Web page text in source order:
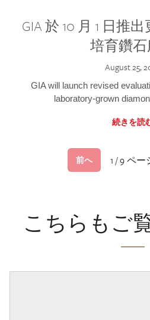
GIA 於 10 月 1 日推
培育鑽
August 25,
GIA will launch revised
laboratory-grown
続きを読
前へ 1 / 9 ペー
こちらもご